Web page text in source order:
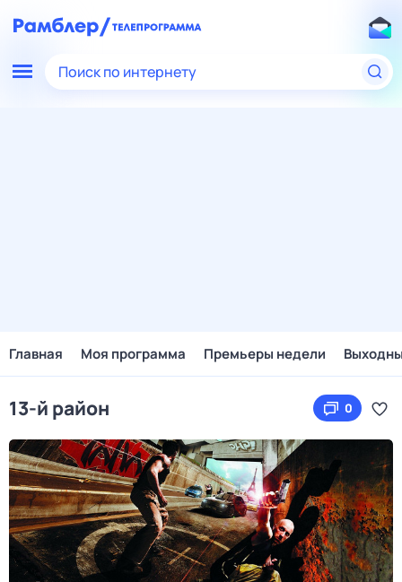
Поиск по интернету
Главная Моя программа Премьеры недели
13-й район 0